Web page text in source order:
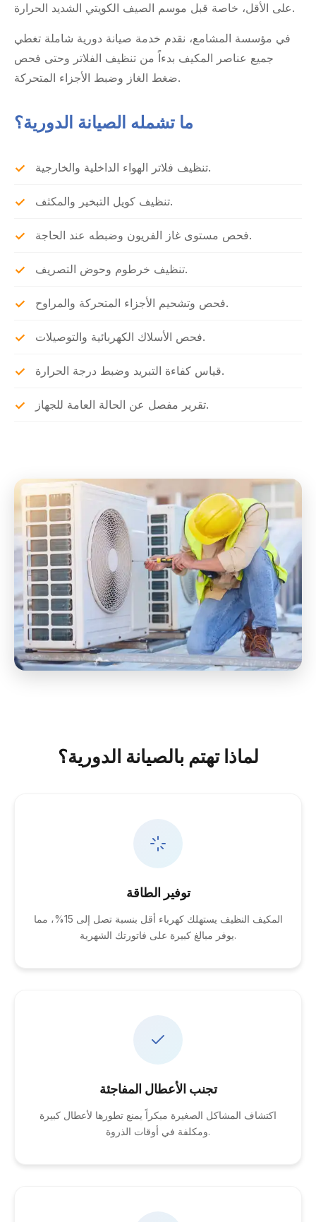
على الأقل، خاصة قبل موسم الصيف الكويتي الشديد الحرارة.
في مؤسسة المشامع، نقدم خدمة صيانة دورية شاملة تغطي
جميع عناصر المكيف بدءاً من تنظيف الفلاتر وحتى فحص
ضغط الغاز وضبط الأجزاء المتحركة.
ما تشمله الصيانة الدورية؟
تنظيف فلاتر الهواء الداخلية والخارجية.
تنظيف كويل التبخير والمكثف.
فحص مستوى غاز الفريون وضبطه عند الحاجة.
تنظيف خرطوم وحوض التصريف.
فحص وتشحيم الأجزاء المتحركة والمراوح.
فحص الأسلاك الكهربائية والتوصيلات.
قياس كفاءة التبريد وضبط درجة الحرارة.
تقرير مفصل عن الحالة العامة للجهاز.
لماذا تهتم بالصيانة الدورية؟
توفير الطاقة
المكيف النظيف يستهلك كهرباء أقل بنسبة تصل إلى 15%، مما
يوفر مبالغ كبيرة على فاتورتك الشهرية.
تجنب الأعطال المفاجئة
اكتشاف المشاكل الصغيرة مبكراً يمنع تطورها لأعطال كبيرة
ومكلفة في أوقات الذروة.